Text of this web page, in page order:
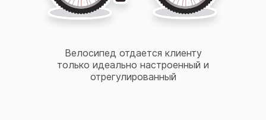
Велосипед отдается клиенту
только идеально настроенный и
отрегулированный